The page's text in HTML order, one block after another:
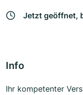
Jetzt geöffnet,
Info
Ihr kompetenter